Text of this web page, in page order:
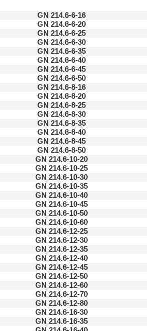
GN 214.6-6-16
GN 214.6-6-20
GN 214.6-6-25
GN 214.6-6-30
GN 214.6-6-35
GN 214.6-6-40
GN 214.6-6-45
GN 214.6-6-50
GN 214.6-8-16
GN 214.6-8-20
GN 214.6-8-25
GN 214.6-8-30
GN 214.6-8-35
GN 214.6-8-40
GN 214.6-8-45
GN 214.6-8-50
GN 214.6-10-20
GN 214.6-10-25
GN 214.6-10-30
GN 214.6-10-35
GN 214.6-10-40
GN 214.6-10-45
GN 214.6-10-50
GN 214.6-10-60
GN 214.6-12-25
GN 214.6-12-30
GN 214.6-12-35
GN 214.6-12-40
GN 214.6-12-45
GN 214.6-12-50
GN 214.6-12-60
GN 214.6-12-70
GN 214.6-12-80
GN 214.6-16-30
GN 214.6-16-35